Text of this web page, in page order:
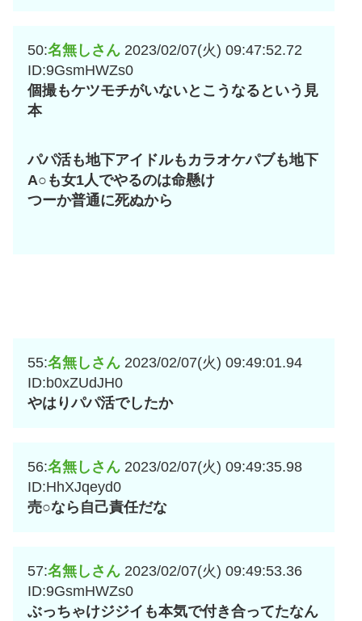
50:名無しさん 2023/02/07(火) 09:47:52.72
ID:9GsmHWZs0
個撮もケツモチがいないとこうなるという見
本
パパ活も地下アイドルもカラオケパブも地下
A○も女1人でやるのは命懸け
つーか普通に死ぬから
55:名無しさん 2023/02/07(火) 09:49:01.94
ID:b0xZUdJH0
やはりパパ活でしたか
56:名無しさん 2023/02/07(火) 09:49:35.98
ID:HhXJqeyd0
売○なら自己責任だな
57:名無しさん 2023/02/07(火) 09:49:53.36
ID:9GsmHWZs0
ぶっちゃけジジイも本気で付き合ってたなん